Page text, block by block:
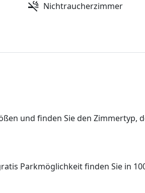
Nichtraucherzimmer
und finden Sie den Zimmertyp,
Parkmöglichkeit finden Sie in